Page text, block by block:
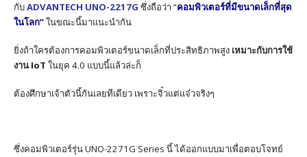
กับADVANTECH UNO-2217G ซึ่งถือว่า “คอมพิวเตอร์ที่มีขนาดเล็กที่สุด
ในโลก”ในขณะนี้มาแนะนำกัน
ยิ่งถ้าใครต้องการคอมพิวเตอร์ขนาดเล็กที่ประสิทธิภาพสูง เหมาะกับการใช้
งาน IoT ในยุค 4.0 แบบนี้แล้วล่ะก็
ต้องศึกษาเจ้าตัวนี้กันเลยทีเดียว เพราะจิ๋วแต่แจ๋วจริงๆ
ซึ่งคอมพิวเตอร์รุ่น UNO-2271G Series นี้ ได้ออกแบบมาเพื่อตอบโจทย์